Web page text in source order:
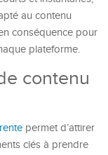
au contenu
conséquence pour
plateforme.
contenu
permet d’attirer
clés à prendre